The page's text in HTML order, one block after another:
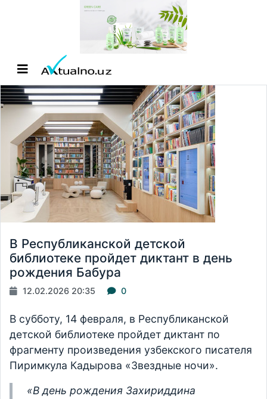
В Республиканской детской
библиотеке пройдет диктант в день
рождения Бабура
12.02.2026 20:35 0
В субботу, 14 февраля, в Республиканской
детской библиотеке пройдет диктант по
фрагменту произведения узбекского писателя
Пиримкула Кадырова «Звездные ночи».
«В день рождения Захириддина